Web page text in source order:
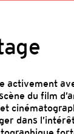
activement
du film
dans